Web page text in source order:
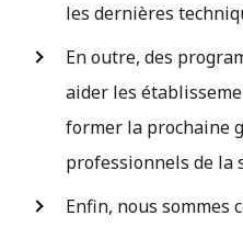
les dernières
En outre, des
aider les
former la prochaine
professionnels de la
Enfin, nous sommes